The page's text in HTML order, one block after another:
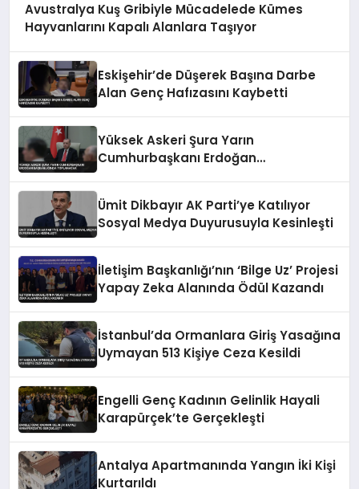
Avustralya Kuş Gribiyle Mücadelede Kümes
Hayvanlarını Kapalı Alanlara Taşıyor
Eskişehir’de Düşerek Başına Darbe
Alan Genç Hafızasını Kaybetti
Yüksek Askeri Şura Yarın
Cumhurbaşkanı Erdoğan
Ümit Dikbayır AK Parti’ye Katılıyor
Sosyal Medya Duyurusuyla Kesinleşti
İletişim Başkanlığı’nın ‘Bilge Uz’ Projesi
Yapay Zeka Alanında Ödül Kazandı
İstanbul’da Ormanlara Giriş Yasağına
Uymayan 513 Kişiye Ceza Kesildi
Engelli Genç Kadının Gelinlik Hayali
Karapürçek’te Gerçekleşti
Antalya Apartmanında Yangın İki Kişi
Kurtarıldı